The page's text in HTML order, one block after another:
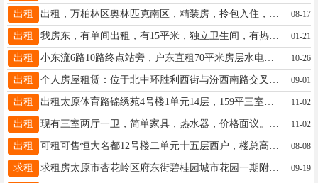
出租 08-17
出租 我房东，有单间出租，有15平米，独立卫生间，有热水器，双人床，能做饭。水电费，宽带全有，地址在新建南路康乐街，紧邻新建南路，公交站牌很多，每月420元，有租房的打电话13513644755 01-21
出租 小东流6路10路终点站旁，户东直租70平米房层水电暖齐全，拎包入住。有意者电话联糸13233683844 10-26
出租 09-01
出租 11-02
出租 11-02
出租 08-08
求租 求租房太原市杏花岭区府东街碧桂园城市花园一期附近 一室一厅或者两室一厅或者民用房 出租的加我微信15296700612 一个月一结账的，长期租，只是目前手里不宽裕 09-19